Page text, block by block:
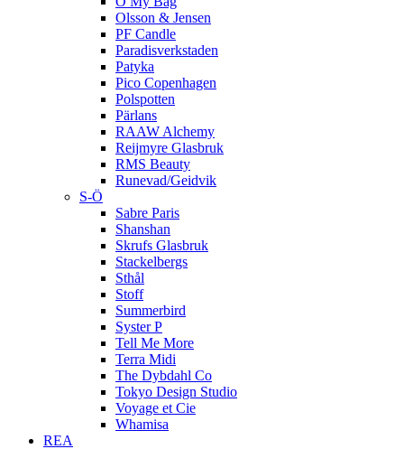
Olsson & Jensen
PF Candle
Paradisverkstaden
Patyka
Pico Copenhagen
Polspotten
Pärlans
RAAW Alchemy
Reijmyre Glasbruk
RMS Beauty
Runevad/Geidvik
S-Ö
Sabre Paris
Shanshan
Skrufs Glasbruk
Stackelbergs
Sthål
Stoff
Summerbird
Syster P
Tell Me More
Terra Midi
The Dybdahl Co
Tokyo Design Studio
Voyage et Cie
Whamisa
REA